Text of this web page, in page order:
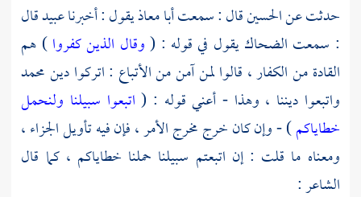
حدثت عنالحسينقال : سمعتأبا معاذيقول : أخبرناعبيدقال
: سمعت الضحاكيقول في قوله : (وقال الذين كفروا) هم
القادة من الكفار ، قالوا لمن آمن من الأتباع : اتركوا دينمحمد
واتبعوا ديننا ، وهذا - أعني قوله : ( اتبعوا سبيلنا ولنحمل
خطاياكم) - وإن كان خرج مخرج الأمر ، فإن فيه تأويل الجزاء ،
ومعناه ما قلت : إن اتبعتم سبيلنا حملنا خطاياكم ، كما قال
الشاعر :